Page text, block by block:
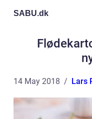
SABU.dk
14 May 2018 Lars